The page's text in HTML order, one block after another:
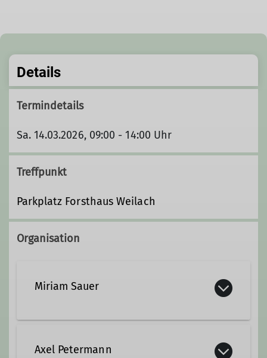
Details
Termindetails
Sa. 14.03.2026, 09:00 - 14:00 Uhr
Treffpunkt
Parkplatz Forsthaus Weilach
Organisation
Miriam Sauer
Axel Petermann